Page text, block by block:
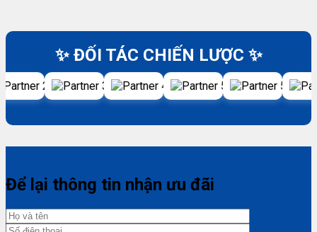
✨ ĐỐI TÁC CHIẾN LƯỢC ✨
Để lại thông tin nhận ưu đãi